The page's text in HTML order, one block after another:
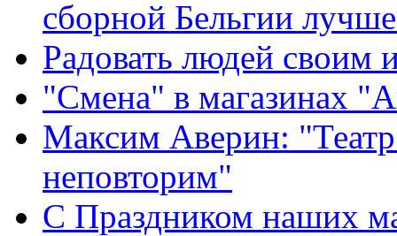
сборной Бельгии
Радовать людей своим
"Смена" в магазинах
Максим Аверин:
неповторим"
С Праздником наших